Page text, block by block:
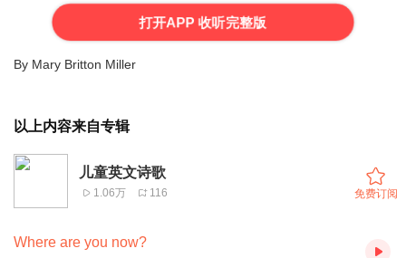
打开APP 收听完整版
By Mary Britton Miller
以上内容来自专辑
儿童英文诗歌
1.06万 116 免费订阅
Where are you now?